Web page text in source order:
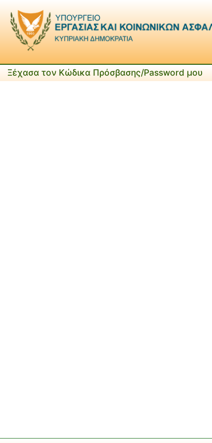
Ξέχασα τον Κώδικα Πρόσβασης/Password μου